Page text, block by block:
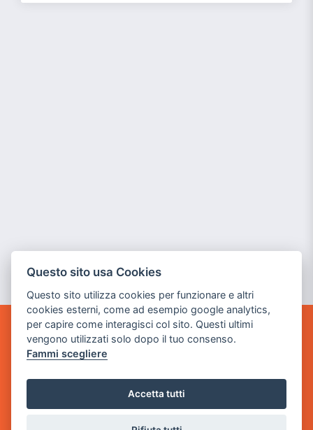
POWER GAME SRL
- 25014 Castenedolo, Brescia
Questo sito usa Cookies
Questo sito utilizza cookies per funzionare e altri
cookies esterni, come ad esempio google analytics,
per capire come interagisci col sito. Questi ultimi
vengono utilizzati solo dopo il tuo consenso.
Fammi scegliere
Accetta tutti